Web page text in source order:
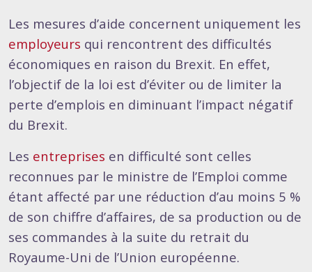
Les mesures d’aide concernent uniquement les
employeurs qui rencontrent des difficultés
économiques en raison du Brexit. En effet,
l’objectif de la loi est d’éviter ou de limiter la
perte d’emplois en diminuant l’impact négatif
du Brexit.
Les entreprises en difficulté sont celles
reconnues par le ministre de l’Emploi comme
étant affecté par une réduction d’au moins 5 %
de son chiffre d’affaires, de sa production ou de
ses commandes à la suite du retrait du
Royaume-Uni de l’Union européenne.